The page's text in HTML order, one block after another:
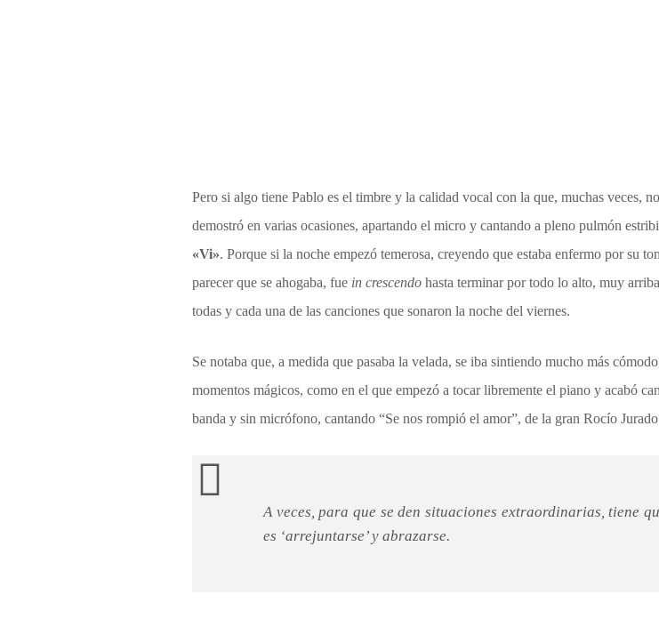
Pero si algo tiene Pablo es el timbre y la calidad vocal con la que, muchas veces,
demostró en varias ocasiones, apartando el micro y cantando a pleno pulmón
«Vi». Porque si la noche empezó temerosa, creyendo que estaba enfermo por su
parecer que se ahogaba, fue in crescendo hasta terminar por todo lo alto, muy
todas y cada una de las canciones que sonaron la noche del viernes.
Se notaba que, a medida que pasaba la velada, se iba sintiendo mucho más
momentos mágicos, como en el que empezó a tocar libremente el piano y acabó
banda y sin micrófono, cantando “Se nos rompió el amor”, de la gran Rocío
A veces, para que se den situaciones extraordinarias, tiene
es ‘arrejuntarse’ y abrazarse.